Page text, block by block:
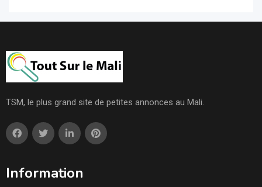
TSM, le plus grand site de petites annonces au Mali.
Information